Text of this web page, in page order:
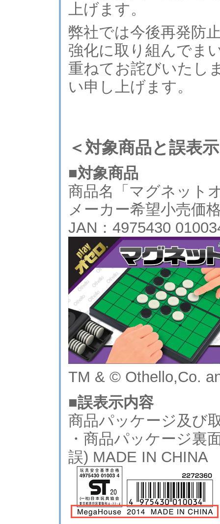
上げます。
弊社では今後再発防
強化に取り組んでま
重ねてお詫びいたし
い申し上げます。
＜対象商品と誤表
■対象商品
商品名「マグネット
メーカー希望小売価
JAN：4975430
TM & © Othello,Co.
■誤表示内容
商品パッケージ及び
・商品パッケージ裏
誤) MADE IN CHINA